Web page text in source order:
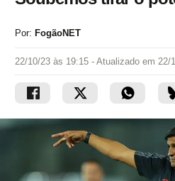
Por: FogãoNET
22/10/23 às 19:15 - Atualizado em 22/